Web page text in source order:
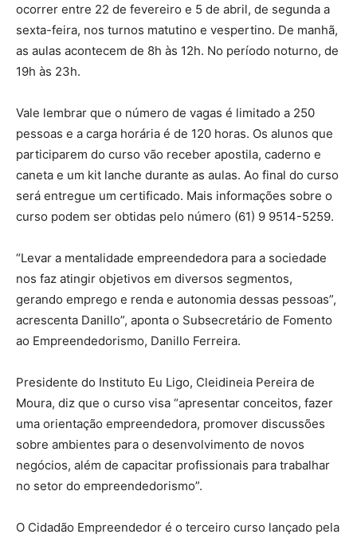
ocorrer entre 22 de fevereiro e 5 de abril, de segunda a
sexta-feira, nos turnos matutino e vespertino. De manhã,
as aulas acontecem de 8h às 12h. No período noturno, de
19h às 23h.
Vale lembrar que o número de vagas é limitado a 250
pessoas e a carga horária é de 120 horas. Os alunos que
participarem do curso vão receber apostila, caderno e
caneta e um kit lanche durante as aulas. Ao final do curso
será entregue um certificado. Mais informações sobre o
curso podem ser obtidas pelo número (61) 9 9514-5259.
“Levar a mentalidade empreendedora para a sociedade
nos faz atingir objetivos em diversos segmentos,
gerando emprego e renda e autonomia dessas pessoas”,
acrescenta Danillo”, aponta o Subsecretário de Fomento
ao Empreendedorismo, Danillo Ferreira.
Presidente do Instituto Eu Ligo, Cleidineia Pereira de
Moura, diz que o curso visa “apresentar conceitos, fazer
uma orientação empreendedora, promover discussões
sobre ambientes para o desenvolvimento de novos
negócios, além de capacitar profissionais para trabalhar
no setor do empreendedorismo”.
O Cidadão Empreendedor é o terceiro curso lançado pela